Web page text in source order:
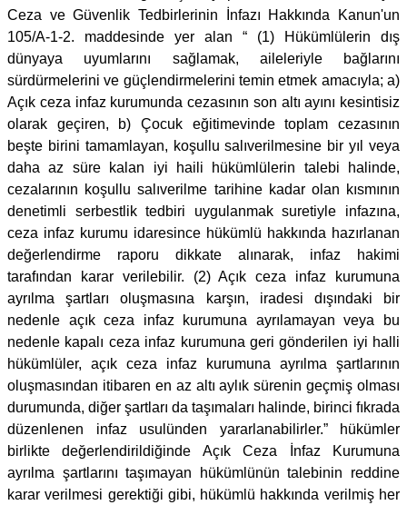
Ceza ve Güvenlik Tedbirlerinin İnfazı Hakkında Kanun'un
105/A-1-2. maddesinde yer alan “ (1) Hükümlülerin dış
dünyaya uyumlarını sağlamak, aileleriyle bağlarını
sürdürmelerini ve güçlendirmelerini temin etmek amacıyla; a)
Açık ceza infaz kurumunda cezasının son altı ayını kesintisiz
olarak geçiren, b) Çocuk eğitimevinde toplam cezasının
beşte birini tamamlayan, koşullu salıverilmesine bir yıl veya
daha az süre kalan iyi haili hükümlülerin talebi halinde,
cezalarının koşullu salıverilme tarihine kadar olan kısmının
denetimli serbestlik tedbiri uygulanmak suretiyle infazına,
ceza infaz kurumu idaresince hükümlü hakkında hazırlanan
değerlendirme raporu dikkate alınarak, infaz hakimi
tarafından karar verilebilir. (2) Açık ceza infaz kurumuna
ayrılma şartları oluşmasına karşın, iradesi dışındaki bir
nedenle açık ceza infaz kurumuna ayrılamayan veya bu
nedenle kapalı ceza infaz kurumuna geri gönderilen iyi halli
hükümlüler, açık ceza infaz kurumuna ayrılma şartlarının
oluşmasından itibaren en az altı aylık sürenin geçmiş olması
durumunda, diğer şartları da taşımaları halinde, birinci fıkrada
düzenlenen infaz usulünden yararlanabilirler.” hükümler
birlikte değerlendirildiğinde Açık Ceza İnfaz Kurumuna
ayrılma şartlarını taşımayan hükümlünün talebinin reddine
karar verilmesi gerektiği gibi, hükümlü hakkında verilmiş her